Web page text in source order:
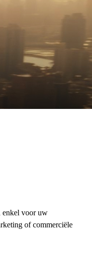
enkel voor uw
of commerciële